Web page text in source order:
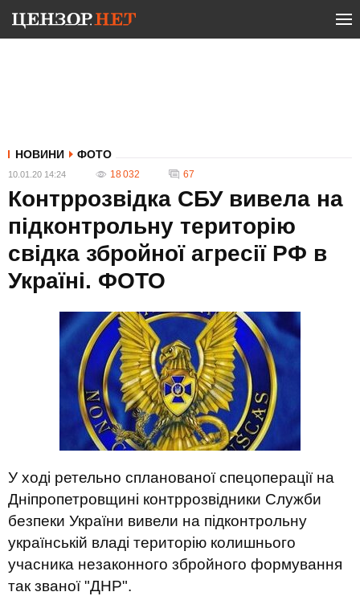
НОВИНИ ФОТО
10.01.20 14:24 18 032 67
Контррозвідка СБУ вивела на
підконтрольну територію
свідка збройної агресії РФ в
Україні. ФОТО
У ході ретельно спланованої спецоперації на
Дніпропетровщині контррозвідники Служби
безпеки України вивели на підконтрольну
українській владі територію колишнього
учасника незаконного збройного формування
так званої "ДНР".